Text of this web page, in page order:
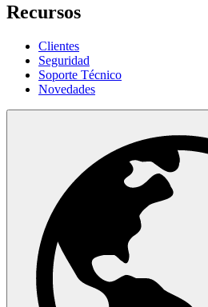
Recursos
Clientes
Seguridad
Soporte Técnico
Novedades